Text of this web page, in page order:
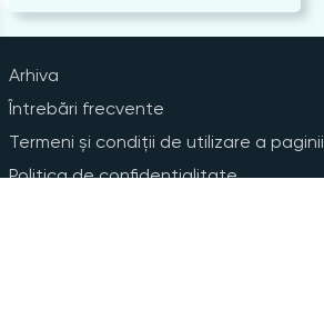
Arhiva
Întrebări frecvente
Termeni și condiții de utilizare a paginii
Politica de confidențialitate